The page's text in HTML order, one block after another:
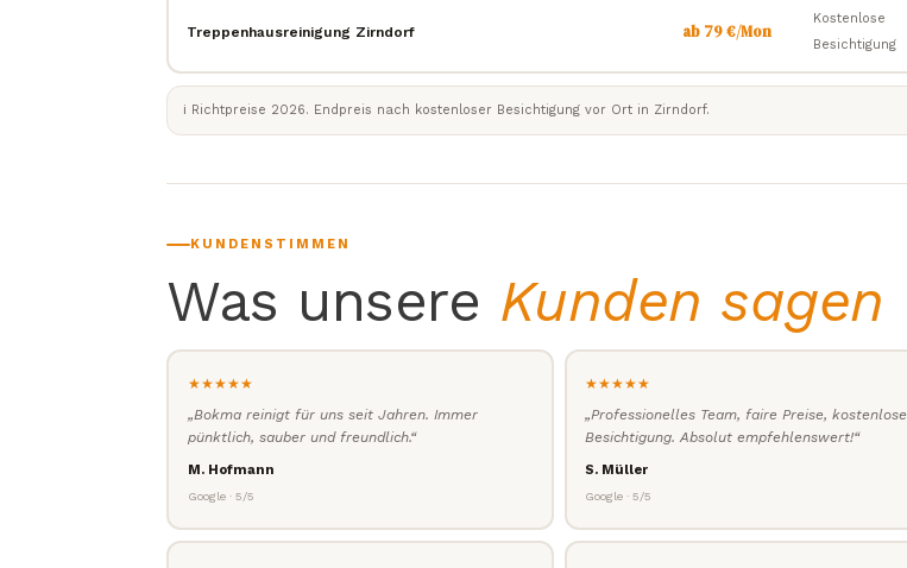
Treppenhausreinigung Zirndorf ab 79 €/Mon
Kostenlose
Besichtigung
ℹ️ Richtpreise 2026. Endpreis nach kostenloser Besichtigung vor Ort in Zirndorf.
KUNDENSTIMMEN
Was unsere Kunden sagen
★★★★★
„Bokma reinigt für uns seit Jahren. Immer
pünktlich, sauber und freundlich.“
M. Hofmann
Google · 5/5
★★★★★
„Professionelles Team, faire Preise, kostenlose
Besichtigung. Absolut empfehlenswert!“
S. Müller
Google · 5/5